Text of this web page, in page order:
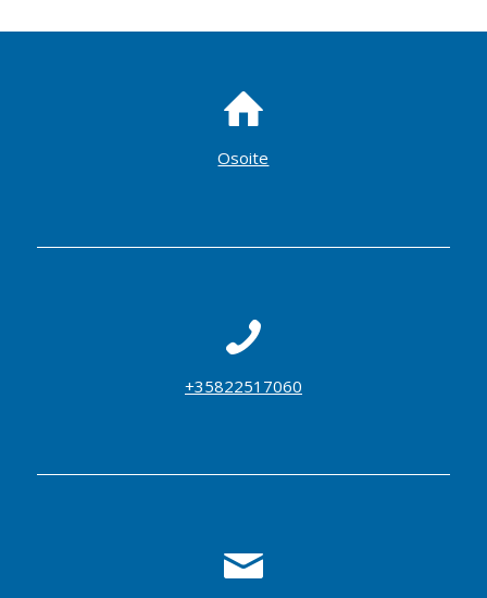
Osoite
+35822517060